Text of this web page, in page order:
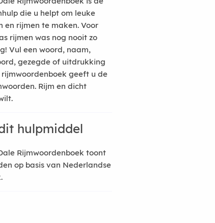
die u helpt om leuke
en rijmen te maken. Voor
rijmen was nog nooit zo
Vul een woord, naam,
gezegde of uitdrukking
rijmwoordenboek geeft u de
Rijm en dicht
hulpmiddel
Rijmwoordenboek toont
op basis van Nederlandse